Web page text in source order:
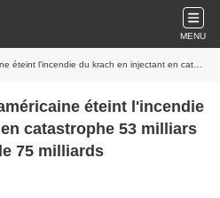
MENU
en injectant en catastrophe 53 milliars de dollars+ rallonge de 75 milliards
éteint l'incendie
53 milliars
75 milliards